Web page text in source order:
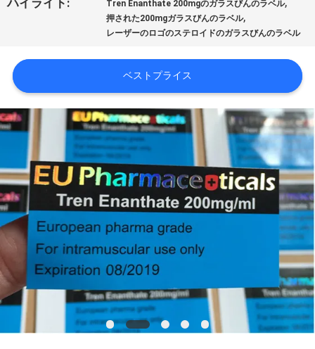
場
行
品
管
理
私
達
に
連
ハイライト: Tren Enanthate 200mgのガラスびんのラベル
押された200mgガラスびんのラベル,
レーザーのロゴのステロイドのガラスびんのラベル
ベストプライス